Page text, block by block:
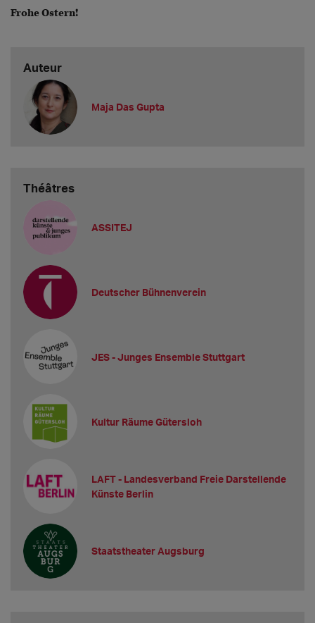
Frohe Ostern!
Auteur
Maja Das Gupta
Théâtres
ASSITEJ
Deutscher Bühnenverein
JES - Junges Ensemble Stuttgart
Kultur Räume Gütersloh
LAFT - Landesverband Freie Darstellende
Künste Berlin
Staatstheater Augsburg